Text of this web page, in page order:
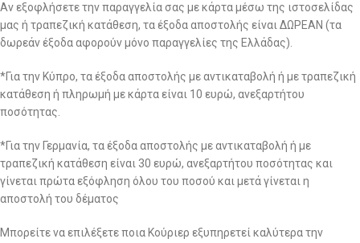
Αν εξοφλήσετε την παραγγελία σας με κάρτα μέσω της ιστοσελίδας
μας ή τραπεζική κατάθεση, τα έξοδα αποστολής είναι ΔΩΡΕΑΝ (τα
δωρεάν έξοδα αφορούν μόνο παραγγελίες της Ελλάδας).
*Για την Κύπρο, τα έξοδα αποστολής με αντικαταβολή ή με τραπεζική
κατάθεση ή πληρωμή με κάρτα είναι 10 ευρώ, ανεξαρτήτου
ποσότητας.
*Για την Γερμανία, τα έξοδα αποστολής με αντικαταβολή ή με
τραπεζική κατάθεση είναι 30 ευρώ, ανεξαρτήτου ποσότητας και
γίνεται πρώτα εξόφληση όλου του ποσού και μετά γίνεται η
αποστολή του δέματος
Μπορείτε να επιλέξετε ποια Κούριερ εξυπηρετεί καλύτερα την